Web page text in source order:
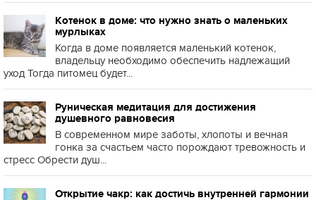
Котенок в доме: что нужно знать о маленьких
мурлыках
Когда в доме появляется маленький котенок,
владельцу необходимо обеспечить надлежащий
уход Тогда питомец будет...
Руническая медитация для достижения
душевного равновесия
В современном мире заботы, хлопоты и вечная
гонка за счастьем часто порождают тревожность и
стресс Обрести душ...
Открытие чакр: как достичь внутренней гармонии